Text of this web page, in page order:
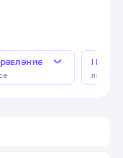
любое